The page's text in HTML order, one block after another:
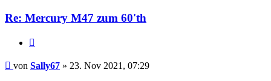
Re: Mercury M47 zum 60'th
Beitrag
von Sally67 » 23. Nov 2021, 07:29